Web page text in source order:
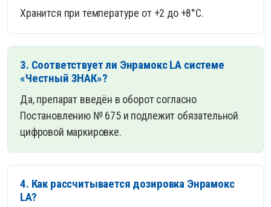
Хранится при температуре от +2 до +8°C.
3. Соответствует ли Энрамокс LA системе
«Честный ЗНАК»?
Да, препарат введён в оборот согласно
Постановлению № 675 и подлежит обязательной
цифровой маркировке.
4. Как рассчитывается дозировка Энрамокс
LA?